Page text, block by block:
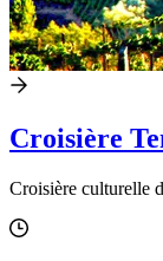
Croisière
Croisière culturelle